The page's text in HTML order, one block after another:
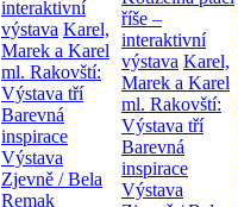
interaktivní
výstava Karel,
Marek a Karel
ml. Rakovští:
Výstava tří
Barevná
inspirace
Výstava
Zjevně / Bela
Remak
říše –
interaktivní
výstava Karel,
Marek a Karel
ml. Rakovští:
Výstava tří
Barevná
inspirace
Výstava